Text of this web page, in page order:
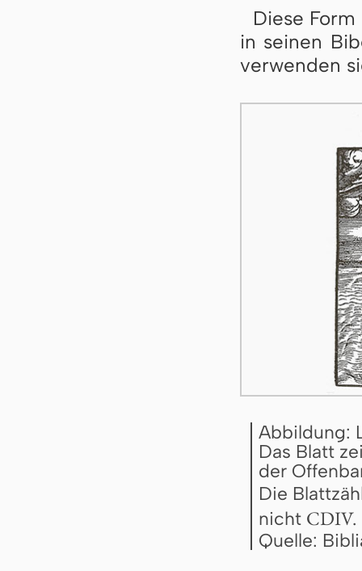
Diese
in seinen
verwenden
Abbildung:
Das Blatt
der
Die
nicht CDIV.
Quelle: